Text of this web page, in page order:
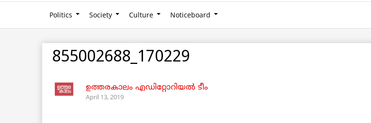
Politics Society Culture Noticeboard
855002688_170229
ഉത്തരകാലം എഡിറ്റോറിയല്‍ ടീം
April 13, 2019